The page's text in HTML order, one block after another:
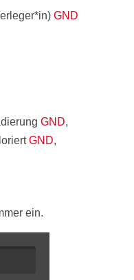
GND
GND,
GND,
ein.